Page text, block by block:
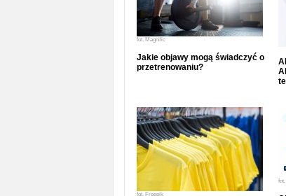
fot. Magnific
Jakie objawy mogą świadczyć o
przetrenowaniu?
fot. Freepik
fot.